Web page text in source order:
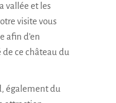
vallée et les
visite vous
afin d’en
de ce château du
également du